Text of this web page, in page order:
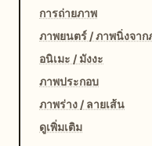
การถ่ายภาพ
ภาพยนตร์ / ภาพนิ่งจา
อนิเมะ / มังงะ
ภาพประกอบ
ภาพร่าง / ลายเส้น
ดูเพิ่มเติม